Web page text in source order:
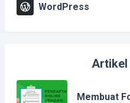
WordPress
Artikel
Membuat